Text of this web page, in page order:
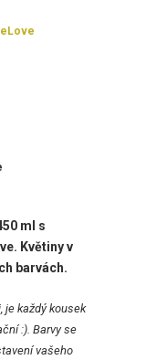
ml s
Květiny v
barvách.
je každý kousek
:). Barvy se
vašeho